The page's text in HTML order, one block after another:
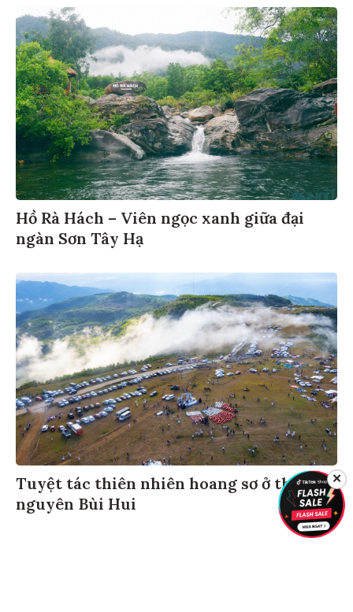
Hồ Rà Hách – Viên ngọc xanh giữa đại
ngàn Sơn Tây Hạ
Tuyệt tác thiên nhiên hoang sơ ở thảo
nguyên Bùi Hui
✕